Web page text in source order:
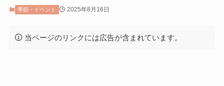
季節・イベント 2025年8月16日
当ページのリンクには広告が含まれています。